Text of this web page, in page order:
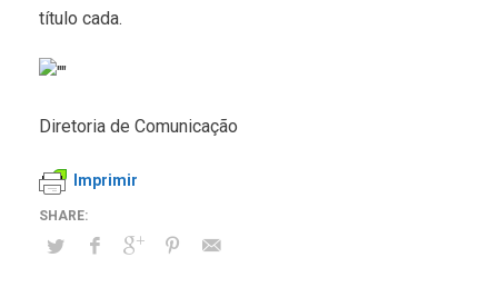
título cada.
Diretoria de Comunicação
Imprimir